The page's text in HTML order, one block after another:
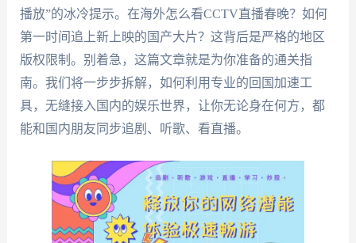
播放”的冰冷提示。在海外怎么看CCTV直播春晚？如何
第一时间追上新上映的国产大片？这背后是严格的地区
版权限制。别着急，这篇文章就是为你准备的通关指
南。我们将一步步拆解，如何利用专业的回国加速工
具，无缝接入国内的娱乐世界，让你无论身在何方，都
能和国内朋友同步追剧、听歌、看直播。